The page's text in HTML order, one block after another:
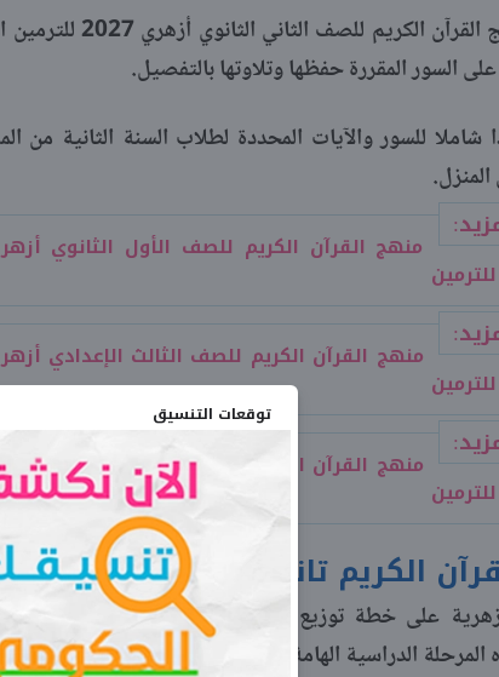
توقعات التنسيق
ينشر موقع شبابيك منهج
السور المقررة حفظها وتلاوتها بالتفصيل.
للسور والآيات المحددة لطلاب السنة الثانية من
منهج القرآن الكريم للصف الأول الثانوي أزهر
منهج القرآن الكريم للصف الثالث الإعدادي أزهر
منهج القرآن الكريم للصف الثاني الإعدادي أزهر
الكريم تانية ثانوي أزهر 2027
على خطة توزيع أجزاء الحفظ والتلاوة بما
الدراسية الهامة.